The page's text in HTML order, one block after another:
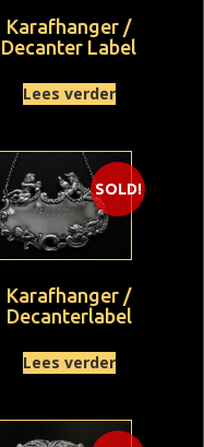
Karafhanger /
Decanter Label
Lees verder
SOLD!
Karafhanger /
Decanterlabel
Lees verder